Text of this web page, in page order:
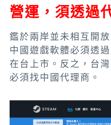
營運，須透過
鑑於兩岸並未相互開
中國遊戲軟體必須透
在台上市。反之，台
必須找中國代理商。